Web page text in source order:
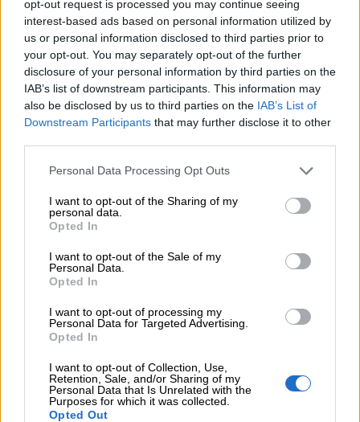
opt-out request is processed you may continue seeing
interest-based ads based on personal information utilized by
us or personal information disclosed to third parties prior to
your opt-out. You may separately opt-out of the further
disclosure of your personal information by third parties on the
IAB’s list of downstream participants. This information may
also be disclosed by us to third parties on the IAB’s List of
Downstream Participants that may further disclose it to other
Personal Data Processing Opt Outs
I want to opt-out of the Sharing of my
personal data.
Opted In
I want to opt-out of the Sale of my
Personal Data.
Opted In
I want to opt-out of processing my
Personal Data for Targeted Advertising.
Opted In
I want to opt-out of Collection, Use,
Retention, Sale, and/or Sharing of my
Personal Data that Is Unrelated with the
Purposes for which it was collected.
Opted Out
Ξεκινούν οι αιτήσεις στο vouchers.gov.gr για το Πρόγραμμα
«Τουρισμός για όλους 2026-2027»
05.08.2026 - 10:19
WWF: Περισσότερα από 180.000 στρέμματα καμένων
δασικών εκτάσεων στην Ελλάδα σε λίγες μόλις μέρες
05.08.2026 - 09:45
Η Ελλάδα που αντιστέκεται και επιμένει να μην ασφαλίζεται!
ΠΕΡΙΣΣΟΤΕΡΑ